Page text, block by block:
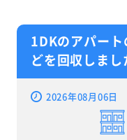
1DKのアパー
どを回収しまし
2026年08月06日